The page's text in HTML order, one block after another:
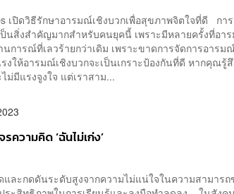
เปิดวิธีรักษาอารมณ์เชิงบวกเพื่อสุขภาพจิตใจที่ดี กา
นสิ่งสำคัญมากสำหรับคนยุคนี้ เพราะมีหลายครั้งที่อา
การณ์ที่เลวร้ายกว่าเดิม เพราะขาดการจัดการอารม
งให้อารมณ์เชิงบวกจะเป็นเกราะป้องกันที่ดี หากคุณรู้
ม่มีแรงจูงใจ แต่เราสาม...
ความคิด ‘ฉันไม่เก่ง’
และกดดันระดับสูงจากความไม่แน่ใจในความสามารถ